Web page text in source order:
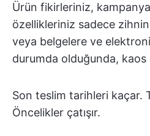
Ürün fikirleriniz,
özellikleriniz sadece
veya belgelere ve
durumda olduğunda, kaos
Son teslim tarihleri kaçar.
Öncelikler çatışır.